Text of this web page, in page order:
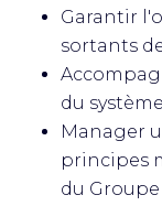
Garantir
sortants
du
Manager
principes
du